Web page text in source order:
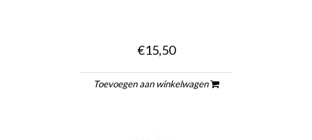
€15,50
Toevoegen aan winkelwagen